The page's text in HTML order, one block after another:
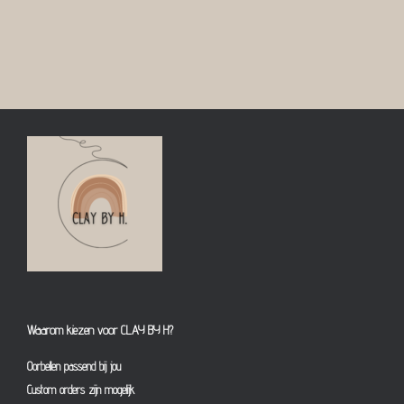
Waarom kiezen voor CLAY BY H?
Oorbellen passend bij jou
Custom orders zijn mogelijk